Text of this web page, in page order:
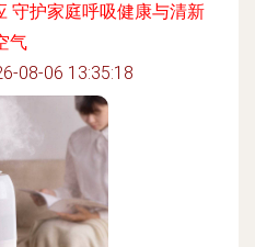
守护家庭呼吸健康与清新
气
08-06 13:35:18